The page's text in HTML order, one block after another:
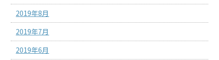
2019年8月
2019年7月
2019年6月